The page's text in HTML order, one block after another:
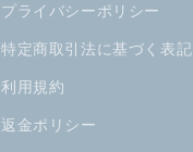
プライバシーポリシー
特定商取引法に基づく表記
利用規約
返金ポリシー